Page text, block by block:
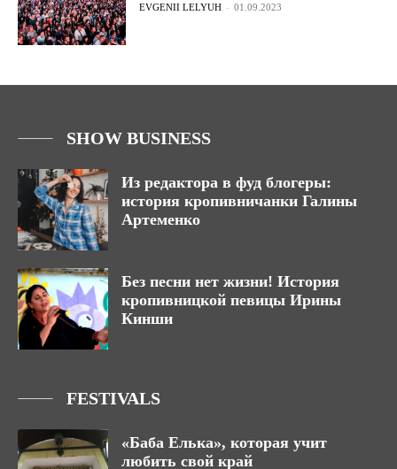
EVGENII LELYUH - 01.09.2023
SHOW BUSINESS
Из редактора в фуд блогеры:
история кропивничанки Галины
Артеменко
Без песни нет жизни! История
кропивницкой певицы Ирины
Кинши
FESTIVALS
«Баба Елька», которая учит
любить свой край